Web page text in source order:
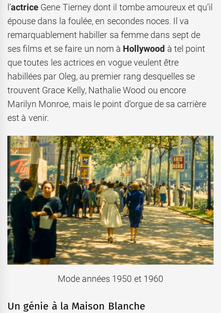
l’actrice Gene Tierney dont il tombe amoureux et qu’il
épouse dans la foulée, en secondes noces. Il va
remarquablement habiller sa femme dans sept de
ses films et se faire un nom à Hollywood à tel point
que toutes les actrices en vogue veulent être
habillées par Oleg, au premier rang desquelles se
trouvent Grace Kelly, Nathalie Wood ou encore
Marilyn Monroe, mais le point d’orgue de sa carrière
est à venir.
Mode années 1950 et 1960
Un génie à la Maison Blanche